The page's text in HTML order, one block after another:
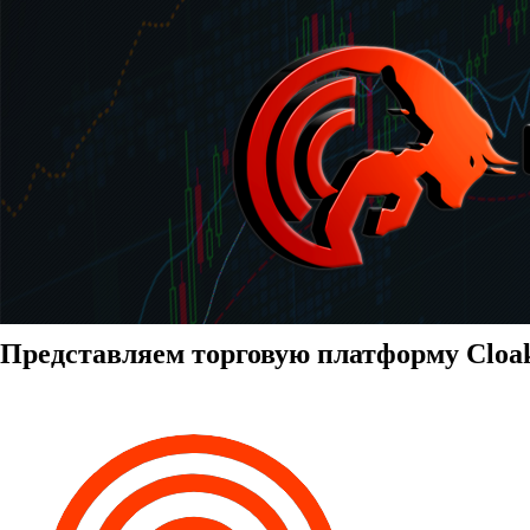
Представляем торговую платформу